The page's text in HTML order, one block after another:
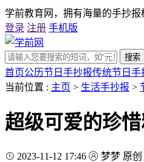
学前教育网，拥有海量的手抄
登录 注册 手机版
搜索
首页公历节日手抄报传统节日手
当前位置 : 主页 > 生活手抄报 >
超级可爱的珍
2023-11-12 17:46 梦梦 原创